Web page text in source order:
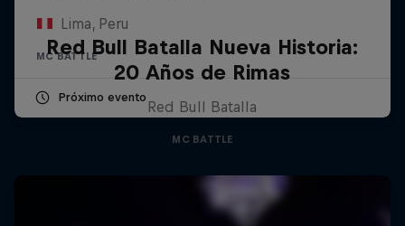
Lima, Peru
MC BATTLE
Próximo evento
Red Bull Batalla Nueva Historia:
20 Años de Rimas
Red Bull Batalla
MC BATTLE